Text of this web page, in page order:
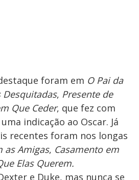
foram em O Pai da
Desquitadas, Presente de
Que Ceder, que fez com
indicação ao Oscar. Já
recentes foram nos longas
as Amigas, Casamento em
Elas Querem.
e Duke, mas nunca se